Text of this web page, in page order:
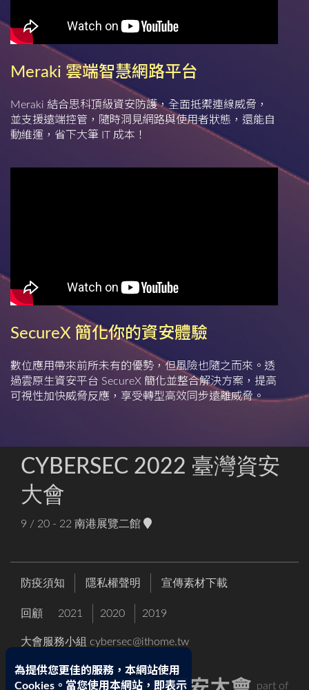
為提供您更佳的服務，本網站使用
Cookies。當您使用本網站，即表示
Meraki 雲端智慧網路平台
Meraki 結合思科頂級資安防護，全面抵禦連線威脅，
並支援遠端控管，隨時洞見網路與使用者狀態，還能自
動維運，省下大筆 IT 成本！
SecureX 簡化你的資安體驗
數位應用帶來前所未有的優勢，但風險也隨之而來。透
過雲原生資安平台 SecureX 簡化並整合解決方案，提高
可視性加快威脅反應，享受轉型高效同步遠離威脅。
CYBERSEC 2022 臺灣資安
大會
9 / 20 - 22 南港展覽二館
防疫須知 隱私權聲明 宣傳素材下載
回顧 2021 2020 2019
大會服務小組 cybersec@ithome.tw
part of